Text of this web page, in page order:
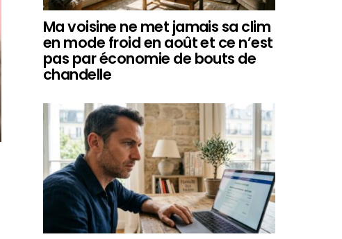
Ma voisine ne met jamais sa clim
en mode froid en août et ce n’est
pas par économie de bouts de
chandelle